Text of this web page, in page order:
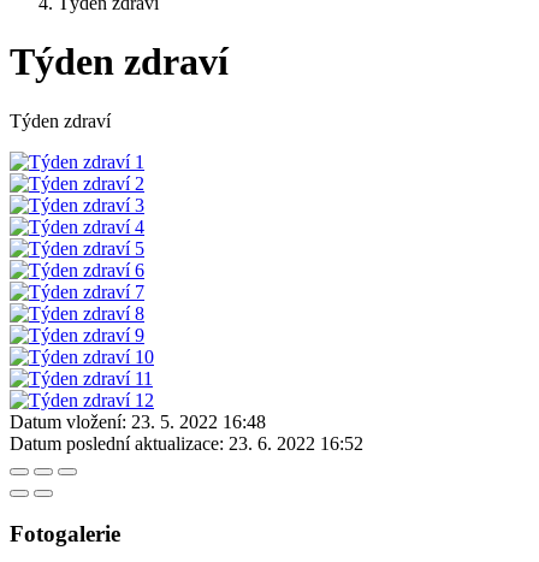
Týden zdraví
Týden zdraví
Datum vložení: 23. 5. 2022 16:48
Datum poslední aktualizace: 23. 6. 2022 16:52
Fotogalerie